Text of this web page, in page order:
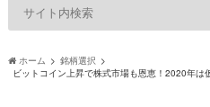
ホーム
銘柄選択
ビットコイン上昇で株式市場も恩恵！2020年は